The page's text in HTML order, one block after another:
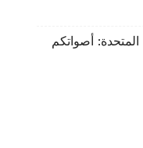
المتحدة: أصواتكم